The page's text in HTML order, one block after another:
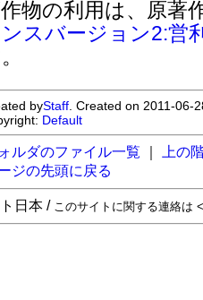
物の利用は、原著
スバージョン2:営
byStaff . Created on 2011-
Default
ルダのファイル一覧
上の
ジの先頭に戻る
日本 / このサイトに関する連絡は